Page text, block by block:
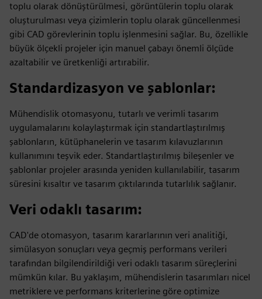
toplu olarak dönüştürülmesi, görüntülerin toplu olarak
oluşturulması veya çizimlerin toplu olarak güncellenmesi
gibi CAD görevlerinin toplu işlenmesini sağlar. Bu, özellikle
büyük ölçekli projeler için manuel çabayı önemli ölçüde
azaltabilir ve üretkenliği artırabilir.
Standardizasyon ve şablonlar:
Mühendislik otomasyonu, tutarlı ve verimli tasarım
uygulamalarını kolaylaştırmak için standartlaştırılmış
şablonların, kütüphanelerin ve tasarım kılavuzlarının
kullanımını teşvik eder. Standartlaştırılmış bileşenler ve
şablonlar projeler arasında yeniden kullanılabilir, tasarım
süresini kısaltır ve tasarım çıktılarında tutarlılık sağlanır.
Veri odaklı tasarım:
CAD'de otomasyon, tasarım kararlarının veri analitiği,
simülasyon sonuçları veya geçmiş performans verileri
tarafından bilgilendirildiği veri odaklı tasarım süreçlerini
mümkün kılar. Bu yaklaşım, mühendislerin tasarımları nicel
metriklere ve performans kriterlerine göre optimize